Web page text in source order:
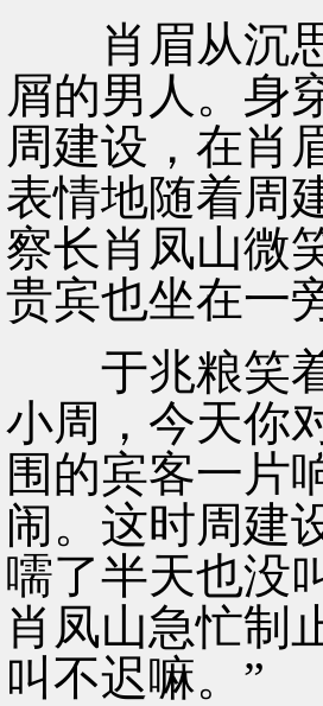
肖眉从沉思
屑的男人。身
周建设，在肖
表情地随着周
察长肖凤山微
贵宾也坐在一
于兆粮笑着
小周，今天你
围的宾客一片
闹。这时周建
嚅了半天也没
肖凤山急忙制
叫不迟嘛。”